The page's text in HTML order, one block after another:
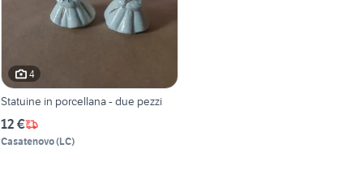
4
Statuine in porcellana - due pezzi
12 €
Casatenovo(LC)